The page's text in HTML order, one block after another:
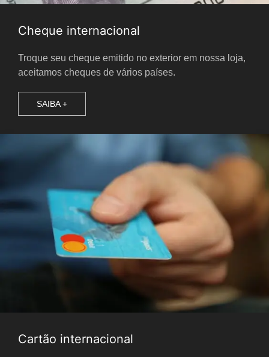
Cheque internacional
Troque seu cheque emitido no exterior em nossa loja,
aceitamos cheques de vários países.
SAIBA +
Cartão internacional